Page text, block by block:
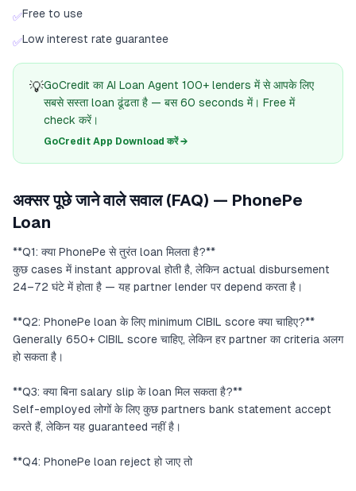
✅Free to use
✅Low interest rate guarantee
💡GoCredit का AI Loan Agent 100+ lenders में से आपके लिए
सबसे सस्ता loan ढूंढता है — बस 60 seconds में। Free में
check करें।
GoCredit App Download करें →
अक्सर पूछे जाने वाले सवाल (FAQ) — PhonePe
Loan
**Q1: क्या PhonePe से तुरंत loan मिलता है?**
कुछ cases में instant approval होती है, लेकिन actual disbursement
24–72 घंटे में होता है — यह partner lender पर depend करता है।
**Q2: PhonePe loan के लिए minimum CIBIL score क्या चाहिए?**
Generally 650+ CIBIL score चाहिए, लेकिन हर partner का criteria अलग
हो सकता है।
**Q3: क्या बिना salary slip के loan मिल सकता है?**
Self-employed लोगों के लिए कुछ partners bank statement accept
करते हैं, लेकिन यह guaranteed नहीं है।
**Q4: PhonePe loan reject हो जाए तो